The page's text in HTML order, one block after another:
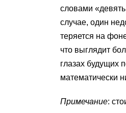
словами
случае, один
теряется на
что выглядит
глазах будущих
математически
Примечание: